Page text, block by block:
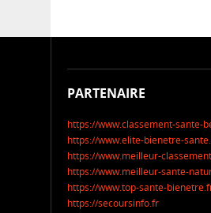
PARTENAIRE
https://www.classement-sante-
https://www.elite-bienetre-
https://www.meilleur-
https://www.meilleur-sante-
https://www.top-sante-
https://secoursinfo.fr